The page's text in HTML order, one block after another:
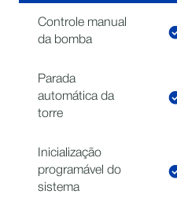
Controle manual
da bomba
Parada
automática da
torre
Inicialização
programável do
sistema